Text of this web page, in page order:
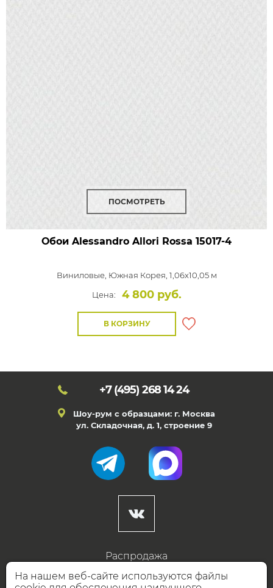
ПОСМОТРЕТЬ
Обои Alessandro Allori Rossa 15017-4
Виниловые, Южная Корея, 1,06x10,05 м
Цена:
4 800 руб.
В КОРЗИНУ
+7 (495) 268 14 24
Шоу-рум с образцами: г. Москва
ул. Складочная, д. 1, строение 9
Распродажа
Готовые дизайны
На нашем веб-сайте используются файлы